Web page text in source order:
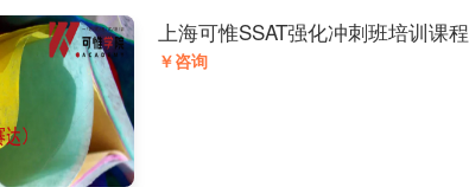
上海可惟SSAT强化冲刺班培训课程
￥咨询